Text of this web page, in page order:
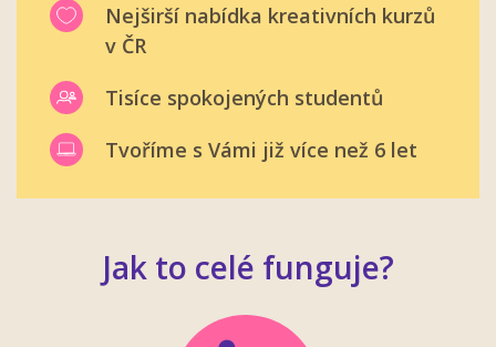
Nejširší nabídka kreativních kurzů
v ČR
Tisíce spokojených studentů
Tvoříme s Vámi již více než 6 let
Jak to celé funguje?